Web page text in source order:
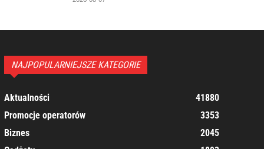
NAJPOPULARNIEJSZE KATEGORIE
Aktualności
41880
Promocje operatorów
3353
Biznes
2045